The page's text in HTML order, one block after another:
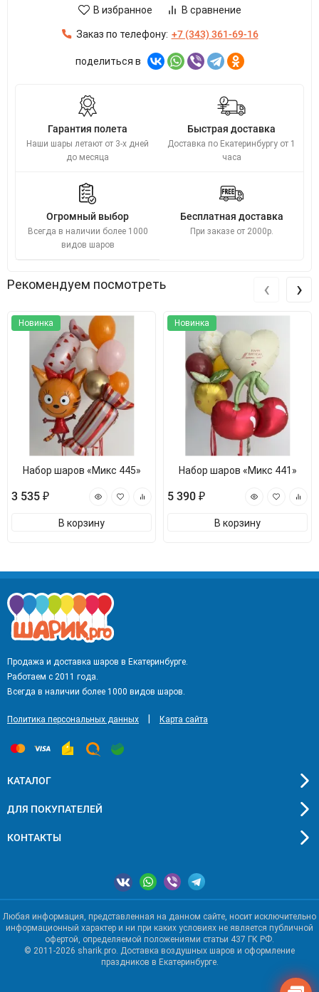
В избранное В сравнение
Заказ по телефону: +7 (343) 361-69-16
поделиться в
Гарантия полета
Наши шары летают от 3-х дней
до месяца
Быстрая доставка
Доставка по Екатеринбургу от 1
часа
Огромный выбор
Всегда в наличии более 1000
видов шаров
Бесплатная доставка
При заказе от 2000р.
Рекомендуем посмотреть
Новинка
Набор шаров «Микс 445»
3 535 ₽
В корзину
Новинка
Набор шаров «Микс 441»
5 390 ₽
В корзину
‹ ›
Продажа и доставка шаров в Екатеринбурге.
Работаем с 2011 года.
Всегда в наличии более 1000 видов шаров.
Политика персональных данных Карта сайта
КАТАЛОГ
ДЛЯ ПОКУПАТЕЛЕЙ
КОНТАКТЫ
Любая информация, представленная на данном сайте, носит исключительно
информационный характер и ни при каких условиях не является публичной
офертой, определяемой положениями статьи 437 ГК РФ.
© 2011-2026 sharik.pro. Доставка воздушных шаров и оформление
праздников в Екатеринбурге.